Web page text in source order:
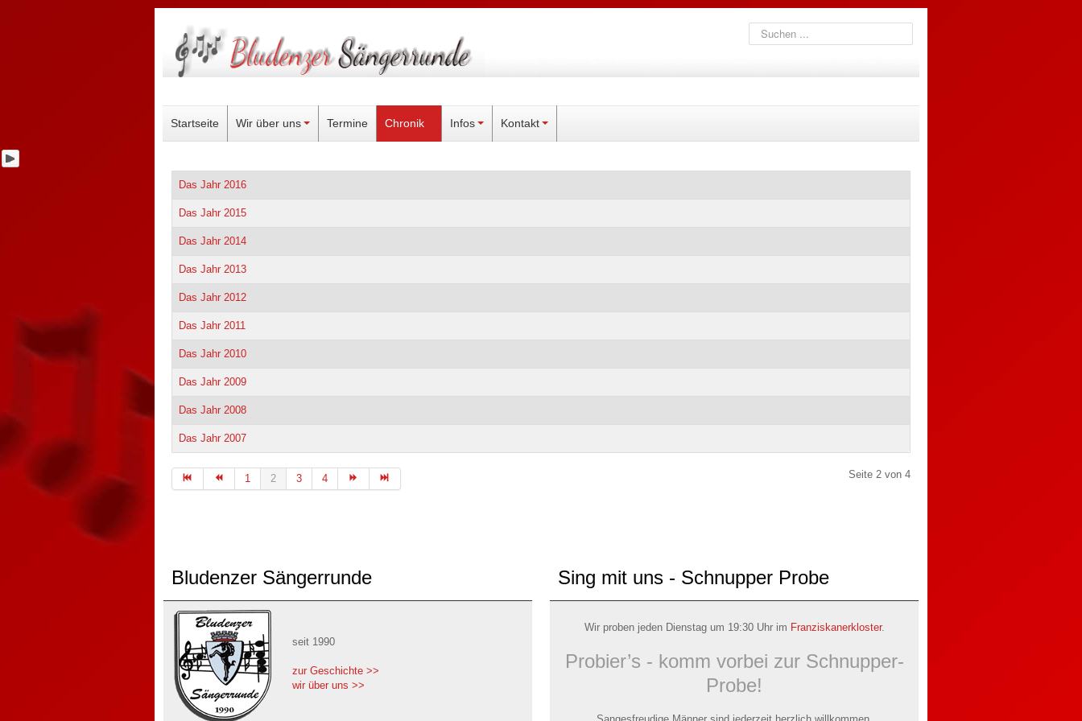
Suchen
Startseite Wir über uns Termine Chronik Infos Kontakt
Das Jahr 2016
Das Jahr 2015
Das Jahr 2014
Das Jahr 2013
Das Jahr 2012
Das Jahr 2011
Das Jahr 2010
Das Jahr 2009
Das Jahr 2008
Das Jahr 2007
Seite 2 von 4
1 2 3 4
Bludenzer Sängerrunde
seit 1990
zur Geschichte >>
wir über uns >>
Sing mit uns - Schnupper Probe
Wir proben jeden Dienstag um 19:30 Uhr im Franziskanerkloster.
Probier’s - komm vorbei zur Schnupper-
Probe!